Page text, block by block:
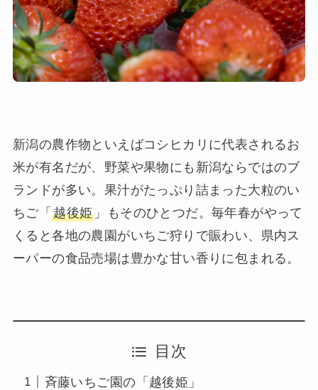
新潟の農作物といえばコシヒカリに代表されるお
米が有名だが、野菜や果物にも新潟ならではのブ
ランドが多い。果汁がたっぷり詰まった大粒のい
ちご「越後姫 」もそのひとつだ。毎年春がやって
くると各地の農園がいちご狩りで賑わい、県内ス
ーパーの食品売場は豊かな甘い香りに包まれる。
目次
斉藤いちご園の「越後姫」